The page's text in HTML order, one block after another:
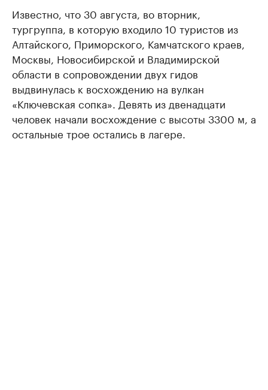
Известно, что 30 августа, во вторник,
тургруппа, в которую входило 10 туристов из
Алтайского, Приморского, Камчатского краев,
Москвы, Новосибирской и Владимирской
области в сопровождении двух гидов
выдвинулась к восхождению на вулкан
«Ключевская сопка». Девять из двенадцати
человек начали восхождение с высоты 3300 м, а
остальные трое остались в лагере.